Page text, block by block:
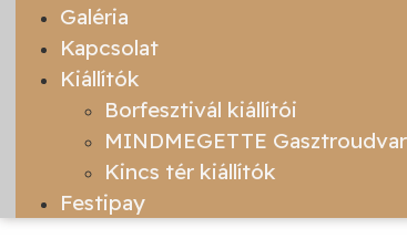
Galéria
Kapcsolat
Kiállítók
Borfesztivál kiállítói
MINDMEGETTE
Kincs tér kiállítók
Festipay